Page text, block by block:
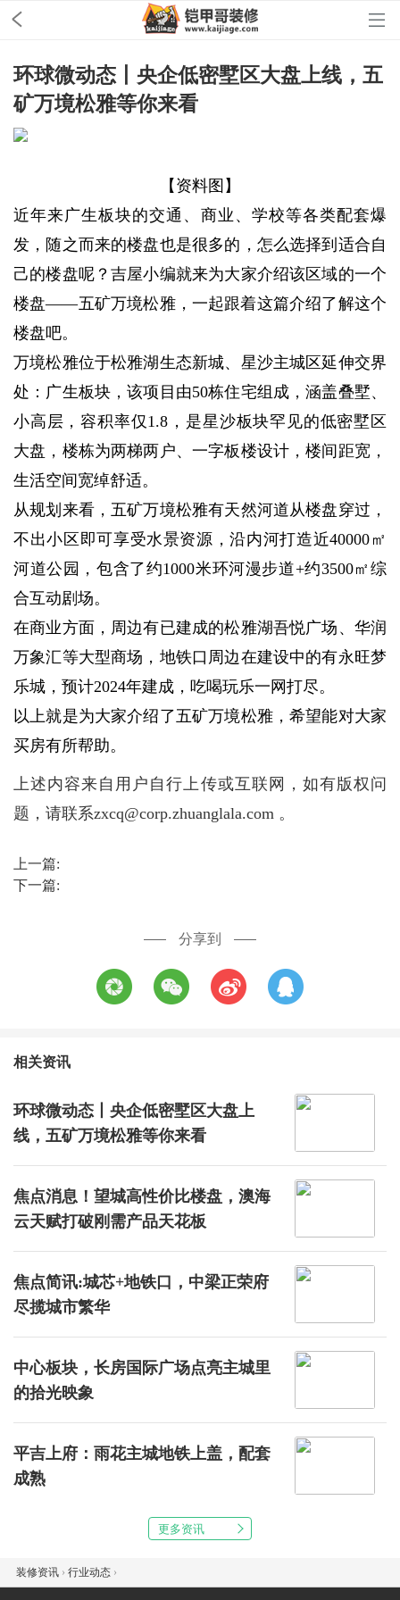
环球微动态丨央企低密墅区大盘上线，五
矿万境松雅等你来看
【资料图】
近年来广生板块的交通、商业、学校等各类配套爆
发，随之而来的楼盘也是很多的，怎么选择到适合自
己的楼盘呢？吉屋小编就来为大家介绍该区域的一个
楼盘——五矿万境松雅，一起跟着这篇介绍了解这个
楼盘吧。
万境松雅位于松雅湖生态新城、星沙主城区延伸交界
处：广生板块，该项目由50栋住宅组成，涵盖叠墅、
小高层，容积率仅1.8，是星沙板块罕见的低密墅区
大盘，楼栋为两梯两户、一字板楼设计，楼间距宽，
生活空间宽绰舒适。
从规划来看，五矿万境松雅有天然河道从楼盘穿过，
不出小区即可享受水景资源，沿内河打造近40000㎡
河道公园，包含了约1000米环河漫步道+约3500㎡综
合互动剧场。
在商业方面，周边有已建成的松雅湖吾悦广场、华润
万象汇等大型商场，地铁口周边在建设中的有永旺梦
乐城，预计2024年建成，吃喝玩乐一网打尽。
以上就是为大家介绍了五矿万境松雅，希望能对大家
买房有所帮助。
上述内容来自用户自行上传或互联网，如有版权问
题，请联系zxcq@corp.zhuanglala.com 。
上一篇:
下一篇:
分享到
相关资讯
环球微动态丨央企低密墅区大盘上
线，五矿万境松雅等你来看
焦点消息！望城高性价比楼盘，澳海
云天赋打破刚需产品天花板
焦点简讯:城芯+地铁口，中梁正荣府
尽揽城市繁华
中心板块，长房国际广场点亮主城里
的拾光映象
平吉上府：雨花主城地铁上盖，配套
成熟
更多资讯
装修资讯 › 行业动态 ›